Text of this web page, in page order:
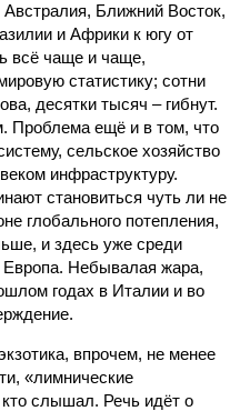
Ближний Восток,
и Африки к югу от
всё чаще и чаще,
статистику; сотни
десятки тысяч – гибнут.
Проблема ещё и в том, что
сельское хозяйство
инфраструктуру.
становиться чуть ли не
глобального потепления,
и здесь уже среди
Европа. Небывалая жара,
годах в Италии и во
впрочем, не менее
«лимнические
слышал. Речь идёт о